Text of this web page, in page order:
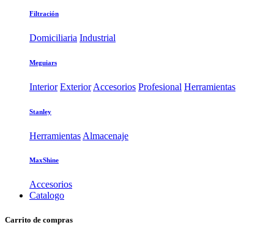
Filtración
Domiciliaria Industrial
Meguiars
Interior Exterior Accesorios Profesional Herramientas
Stanley
Herramientas Almacenaje
MaxShine
Accesorios
Catalogo
Carrito de compras